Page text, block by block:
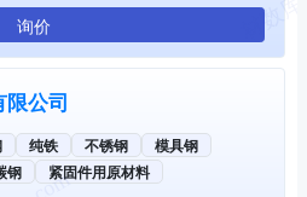
询价
公司
纯铁 不锈钢
模具钢
钢 紧固件用原材料